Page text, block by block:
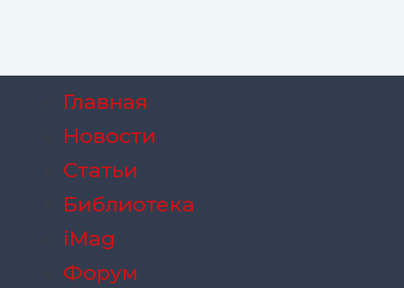
Главная
Новости
Статьи
Библиотека
iMag
Форум